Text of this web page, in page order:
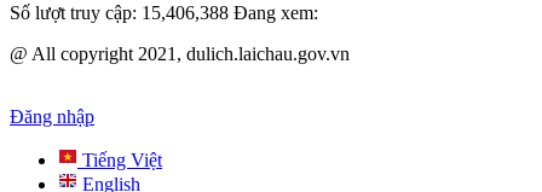
Số lượt truy cập: 15,406,388 Đang xem:
@ All copyright 2021, dulich.laichau.gov.vn
Đăng nhập
Tiếng Việt
English